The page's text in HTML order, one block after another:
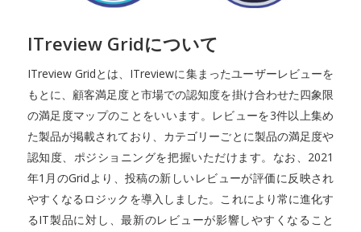
ITreview Gridについて
ITreview Gridとは、ITreviewに集まったユーザーレビューを
もとに、顧客満足度と市場での認知度を掛け合わせた四象限
の満足度マップのことをいいます。レビューを3件以上集め
た製品が掲載されており、カテゴリーごとに製品の満足度や
認知度、ポジショニングを把握いただけます。なお、2021
年1月のGridより、投稿の新しいレビューが評価に反映され
やすくなるロジックを導入しました。これにより常に進化す
るIT製品に対し、最新のレビューが影響しやすくなること